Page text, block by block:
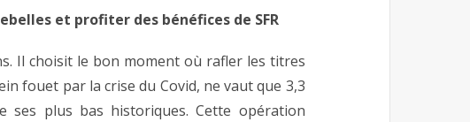
et profiter des bénéfices de SFR
Il choisit le bon moment où rafler les titres
fouet par la crise du Covid, ne vaut que 3,3
ses plus bas historiques. Cette opération